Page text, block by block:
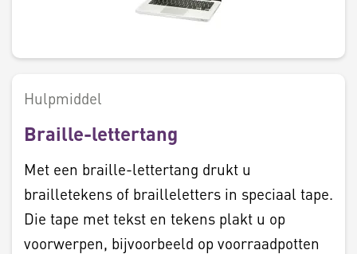
Hulpmiddel
Braille-lettertang
Met een braille-lettertang drukt u
brailletekens of brailleletters in speciaal tape.
Die tape met tekst en tekens plakt u op
voorwerpen, bijvoorbeeld op voorraadpotten